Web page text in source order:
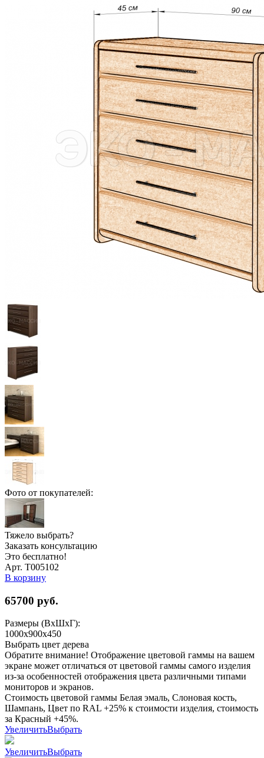
Фото от покупателей:
Тяжело выбрать?
Заказать консультацию
Это бесплатно!
Арт. Т005102
В корзину
65700 руб.
Размеры (ВхШхГ):
1000x900x450
Выбрать цвет дерева
Обратите внимание! Отображение цветовой гаммы на вашем
экране может отличаться от цветовой гаммы самого изделия
из-за особенностей отображения цвета различными типами
мониторов и экранов.
Стоимость цветовой гаммы Белая эмаль, Слоновая кость,
Шампань, Цвет по RAL +25% к стоимости изделия, стоимость
за Красный +45%.
УвеличитьВыбрать
УвеличитьВыбрать